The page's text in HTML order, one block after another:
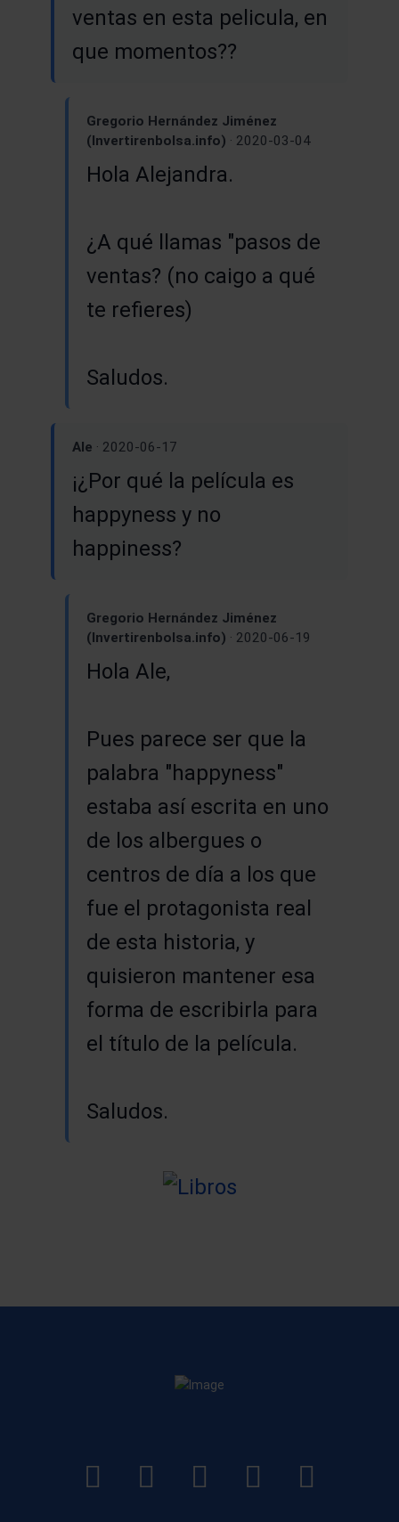
ventas en esta pelicula, en
que momentos??
Gregorio Hernández Jiménez
(Invertirenbolsa.info) · 2020-03-04
Hola Alejandra.
¿A qué llamas "pasos de
ventas? (no caigo a qué
te refieres)
Saludos.
Ale · 2020-06-17
¡¿Por qué la película es
happyness y no
happiness?
Gregorio Hernández Jiménez
(Invertirenbolsa.info) · 2020-06-19
Hola Ale,
Pues parece ser que la
palabra "happyness"
estaba así escrita en uno
de los albergues o
centros de día a los que
fue el protagonista real
de esta historia, y
quisieron mantener esa
forma de escribirla para
el título de la película.
Saludos.
LinkedInInstagramFacebook
YouTube